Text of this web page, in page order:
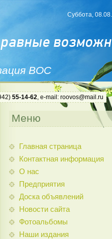
ВОС
Суббота,
55-14-62, e-mail: roovos@mail.ru
Меню
Главная страница
Контактная информация
О нас
Предприятия
Доска объявлений
Новости сайта
Фотоальбомы
Наши издания